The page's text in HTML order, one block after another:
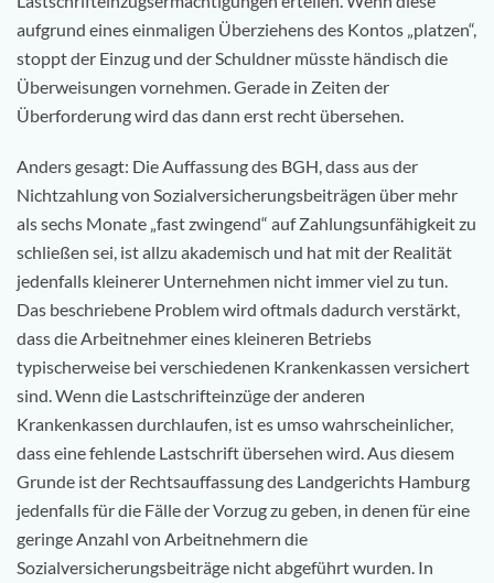
aufgrund eines einmaligen Überziehens des Kontos „platzen“,
stoppt der Einzug und der Schuldner müsste händisch die
Überweisungen vornehmen. Gerade in Zeiten der
Überforderung wird das dann erst recht übersehen.
Anders gesagt: Die Auffassung des BGH, dass aus der
Nichtzahlung von Sozialversicherungsbeiträgen über mehr
als sechs Monate „fast zwingend“ auf Zahlungsunfähigkeit zu
schließen sei, ist allzu akademisch und hat mit der Realität
jedenfalls kleinerer Unternehmen nicht immer viel zu tun.
Das beschriebene Problem wird oftmals dadurch verstärkt,
dass die Arbeitnehmer eines kleineren Betriebs
typischerweise bei verschiedenen Krankenkassen versichert
sind. Wenn die Lastschrifteinzüge der anderen
Krankenkassen durchlaufen, ist es umso wahrscheinlicher,
dass eine fehlende Lastschrift übersehen wird. Aus diesem
Grunde ist der Rechtsauffassung des Landgerichts Hamburg
jedenfalls für die Fälle der Vorzug zu geben, in denen für eine
geringe Anzahl von Arbeitnehmern die
Sozialversicherungsbeiträge nicht abgeführt wurden. In